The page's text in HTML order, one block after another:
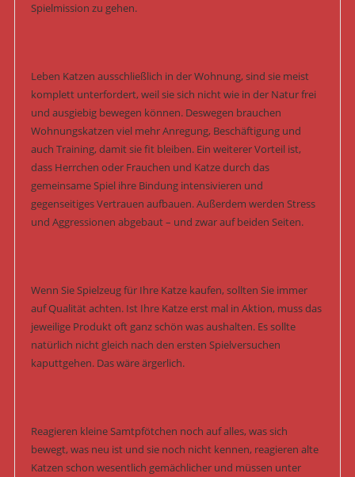
Spielmission zu gehen.
Leben Katzen ausschließlich in der Wohnung, sind sie meist
komplett unterfordert, weil sie sich nicht wie in der Natur frei
und ausgiebig bewegen können. Deswegen brauchen
Wohnungskatzen viel mehr Anregung, Beschäftigung und
auch Training, damit sie fit bleiben. Ein weiterer Vorteil ist,
dass Herrchen oder Frauchen und Katze durch das
gemeinsame Spiel ihre Bindung intensivieren und
gegenseitiges Vertrauen aufbauen. Außerdem werden Stress
und Aggressionen abgebaut – und zwar auf beiden Seiten.
Wenn Sie Spielzeug für Ihre Katze kaufen, sollten Sie immer
auf Qualität achten. Ist Ihre Katze erst mal in Aktion, muss das
jeweilige Produkt oft ganz schön was aushalten. Es sollte
natürlich nicht gleich nach den ersten Spielversuchen
kaputtgehen. Das wäre ärgerlich.
Reagieren kleine Samtpfötchen noch auf alles, was sich
bewegt, was neu ist und sie noch nicht kennen, reagieren alte
Katzen schon wesentlich gemächlicher und müssen unter